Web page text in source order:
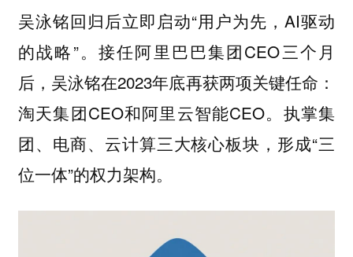
吴泳铭回归后立即启动“用户为先，AI驱动
的战略”。接任阿里巴巴集团CEO三个月
后，吴泳铭在2023年底再获两项关键任命：
淘天集团CEO和阿里云智能CEO。执掌集
团、电商、云计算三大核心板块，形成“三
位一体”的权力架构。